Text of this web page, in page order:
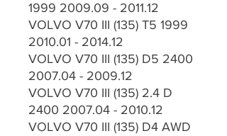
1999 2009.09 - 2011.12
VOLVO V70 III (135) T5 1999
2010.01 - 2014.12
VOLVO V70 III (135) D5 2400
2007.04 - 2009.12
VOLVO V70 III (135) 2.4 D
2400 2007.04 - 2010.12
VOLVO V70 III (135) D4 AWD